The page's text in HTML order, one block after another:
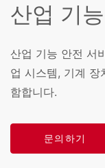
산업 기
산업 기능 안전 서
업 시스템, 기계 장
함합니다.
문의하기